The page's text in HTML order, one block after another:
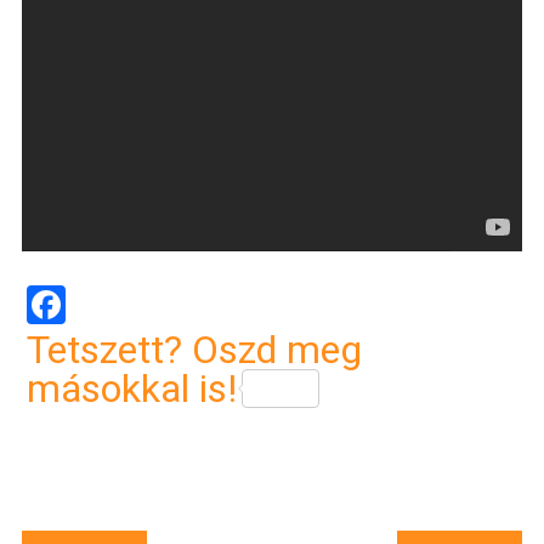
Facebook
Tetszett? Oszd meg
másokkal is!